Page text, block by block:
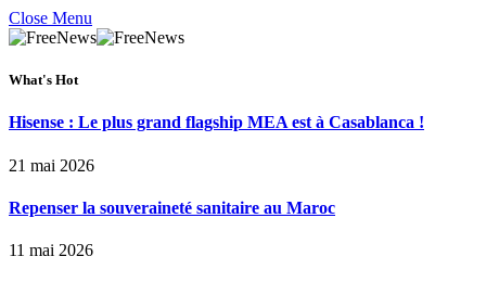
Close Menu
What's Hot
Hisense : Le plus grand flagship MEA est à Casablanca !
21 mai 2026
Repenser la souveraineté sanitaire au Maroc
11 mai 2026